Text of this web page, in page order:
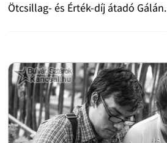
Ötcsillag- és Érték-díj átadó Gálán.